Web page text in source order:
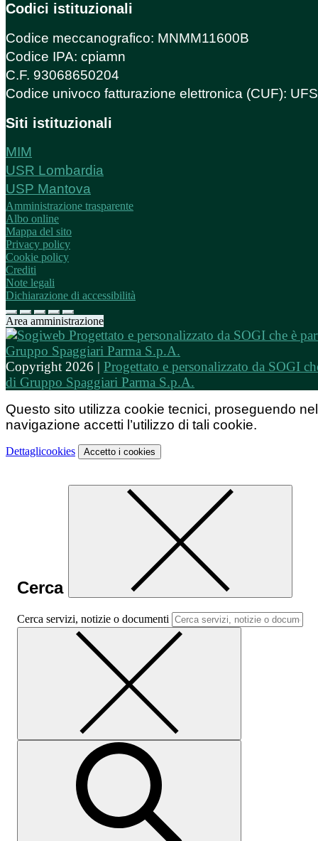
Codici istituzionali
Codice meccanografico: MNMM11600B
Codice IPA: cpiamn
C.F. 93068650204
Codice univoco fatturazione elettronica (CUF):
Siti istituzionali
MIM
USR Lombardia
USP Mantova
Amministrazione trasparente
Albo online
Mappa del sito
Privacy policy
Cookie policy
Crediti
Note legali
Dichiarazione di accessibilità
Area amministrazione
Copyright 2026 | Progettato e personalizzato da SOGI
di Gruppo Spaggiari Parma S.p.A.
Questo sito utilizza cookie tecnici, proseguendo
navigazione accetti l’utilizzo di tali cookie.
Dettaglicookies Accetto i cookies
Cerca
Cerca servizi, notizie o documenti